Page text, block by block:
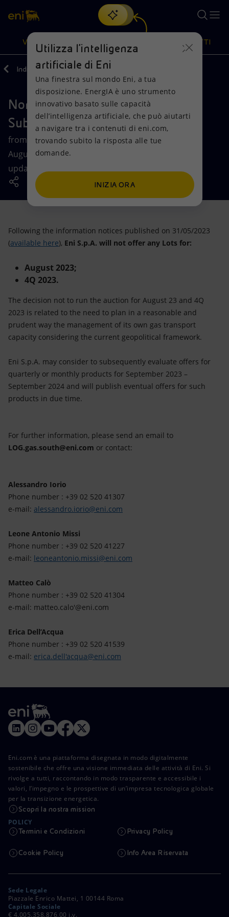
Cerca
scopri EnergIA, la nostra nuova soluzione di intelligenza
artificiale.
VISIONE
Visione
Mission e valori
Persone e Partnership
Net Zero
Modello satellitare
Energia accessibile
Scenari energetici
Azioni
Diversificazione energetica
Tecnologie per la transizione
Collaborazioni per l'innovazione
Attività nel mondo
PRODOTTI
Prodotti
Casa
Imprese
Mobilità
Indietro Aste e Bandi
North/West Europe Auction for
Subletting Products
from 1ˢᵗ October 2022 to 1ˢᵗ October 2023 - update
August 2023 - 1ˢᵗ October 2023 to 1ˢᵗOctober 2024 –
update 4Q 23
Following the information notices published on 31/05/2023
(available here), Eni S.p.A. will not offer any Lots for:
August 2023;
4Q 2023.
The decision not to run the auction for August 23 and 4Q
2023 is related to the need to plan in a reasonable and
prudent way the management of its own gas transport
capacity considering the current geopolitical framework.
Eni S.p.A. may consider to subsequently evaluate offers for
quarterly or monthly products for September 2023 –
September 2024 and will publish eventual offers for such
products in due time.
For further information, please send an email to
LOG.gas.south@eni.com or contact:
Alessandro Iorio
Phone number : +39 02 520 41307
e-mail: alessandro.iorio@eni.com
Leone Antonio Missi
Phone number : +39 02 520 41227
e-mail: leoneantonio.missi@eni.com
Matteo Calò
Phone number : +39 02 520 41304
e-mail: matteo.calo'@eni.com
Erica Dell’Acqua
Phone number : +39 02 520 41539
e-mail: erica.dell'acqua@eni.com
Eni.com è una piattaforma disegnata in modo digitalmente
sostenibile che offre una visione immediata delle attività di Eni. Si
rivolge a tutti, raccontando in modo trasparente e accessibile i
valori, l’impegno e le prospettive di un’impresa tecnologica globale
per la transizione energetica.
Scopri la nostra mission
POLICY
Termini e Condizioni Privacy Policy
Cookie Policy Info Area Riservata
Sede Legale
Piazzale Enrico Mattei, 1 00144 Roma
Capitale Sociale
€ 4.005.358.876,00 i.v.
Utilizza l'intelligenza
artificiale di Eni
Una finestra sul mondo Eni, a tua
disposizione. EnergIA è uno strumento
innovativo basato sulle capacità
dell’intelligenza artificiale, che può aiutarti
a navigare tra i contenuti di eni.com,
trovando subito la risposta alle tue
domande.
INIZIA ORA